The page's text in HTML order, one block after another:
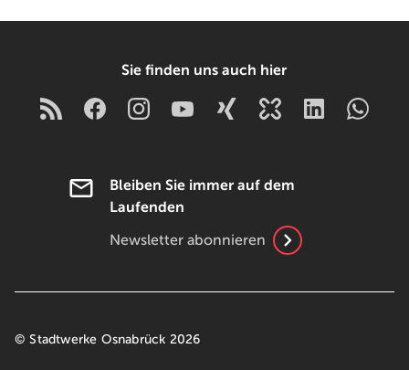
Sie finden uns auch hier
Bleiben Sie immer auf dem
Laufenden
Newsletter abonnieren
© Stadtwerke Osnabrück 2026